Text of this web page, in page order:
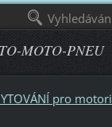
MOTO-PNEU
pro